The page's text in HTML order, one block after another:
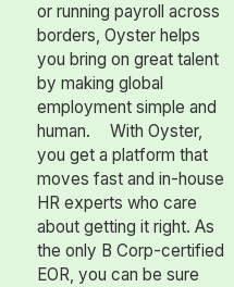
or running payroll across
borders, Oyster helps
you bring on great talent
by making global
employment simple and
human. With Oyster,
you get a platform that
moves fast and in-house
HR experts who care
about getting it right. As
the only B Corp-certified
EOR, you can be sure